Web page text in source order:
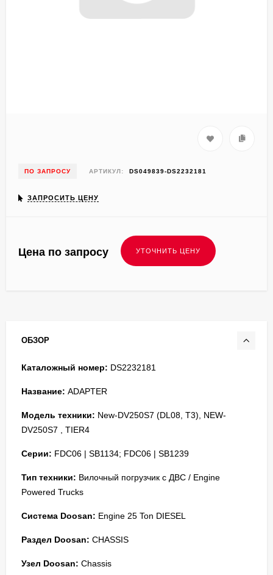
ПО ЗАПРОСУ АРТИКУЛ: DS049839-DS2232181
ЗАПРОСИТЬ ЦЕНУ
Цена по запросу
ОБЗОР
Каталожный номер: DS2232181
Название: ADAPTER
Модель техники: New-DV250S7 (DL08, T3), NEW-
DV250S7 , TIER4
Серии: FDC06 | SB1134; FDC06 | SB1239
Тип техники: Вилочный погрузчик с ДВС / Engine
Powered Trucks
Система Doosan: Engine 25 Ton DIESEL
Раздел Doosan: CHASSIS
Узел Doosan: Chassis